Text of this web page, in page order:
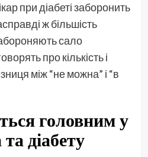
при діабеті заборонить
ж більшість
сало
про кількість і
між “не можна” і “в
головним у
діабету